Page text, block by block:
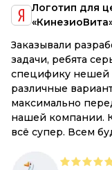
Логотип для
Заказывали
задачи, ребята
специфику нешей
различные
максимально
нашей компании.
всё супер. Всем